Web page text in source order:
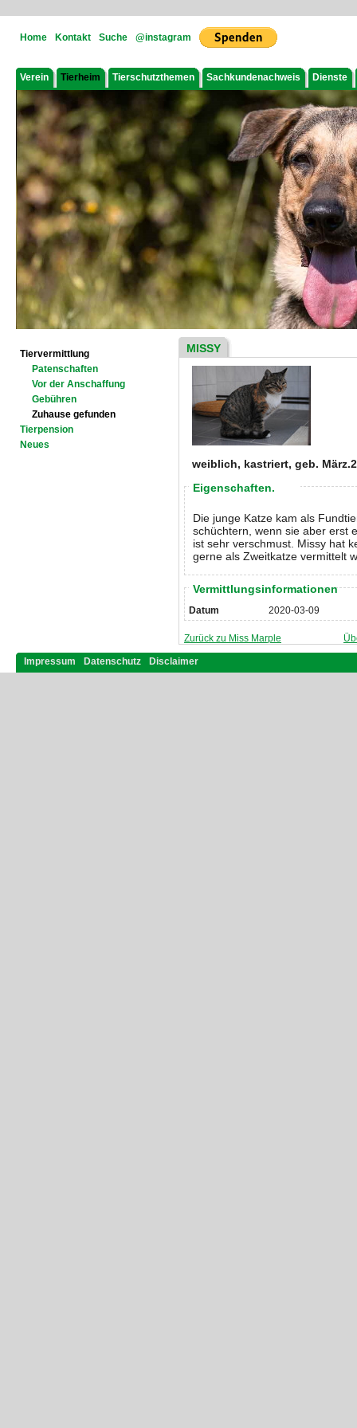
Home Kontakt Suche @instagram
Verein Tierheim Tierschutzthemen Sachkundenachweis Dienste
Tiervermittlung
Patenschaften
Vor der Anschaffung
Gebühren
Zuhause gefunden
Tierpension
Neues
MISSY
weiblich, kastriert, geb.
Eigenschaften.
Die junge Katze kam als
schüchtern, wenn sie aber erst
ist sehr verschmust. Missy hat
gerne als Zweitkatze vermittelt
Vermittlungsinformationen
Datum 2020-03-09
Zurück zu Miss Marple
Impressum Datenschutz Disclaimer